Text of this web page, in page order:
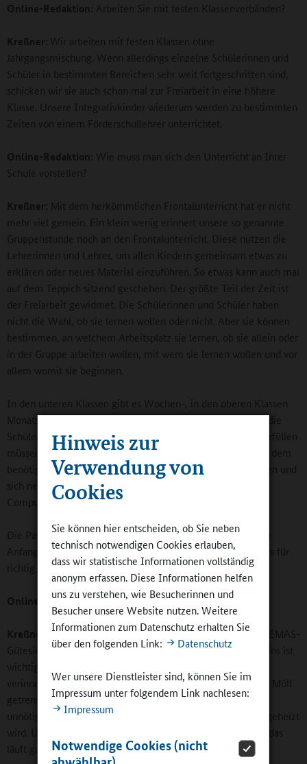
Hinweis zur
Verwendung von
Cookies
Sie können hier entscheiden, ob Sie neben
technisch notwendigen Cookies erlauben,
dass wir statistische Informationen vollständig
anonym erfassen. Diese Informationen helfen
uns zu verstehen, wie Besucherinnen und
Besucher unsere Website nutzen. Weitere
Informationen zum Datenschutz erhalten Sie
über den folgenden Link:
Datenschutz
Wer unsere Dienstleister sind, können Sie im
Impressum unter folgendem Link nachlesen:
Impressum
Notwendige Cookies (nicht
Online-Redaktion: Arbeiten Sie mit festen Klassenverbänden?
Kreßner: Wir arbeiten mit festen Klassen ohne
Jahrgangsmischung. Wenn allerdings einzelne Schülerinnen und
Schüler in bestimmten Bereichen sehr weit fortgeschritten sind,
schicken wir sie auch schon mal zur Freiarbeit in eine höhere
Klasse. Unsere Integrativkinder wiederum werden zu bestimmten
Zeiten von einem Förderschullehrer unterrichtet.
Online-Redaktion: Wie muss man sich den Unterricht an Ihrer
Schule vorstellen?
Kreßner: Mit dem herkömmlichen Frontalunterricht hat er nicht
mehr viel gemein. Ein klein wenig erinnert unsere so genannte
Gruppenstunde noch an den Frontalunterricht. Diese nutzen die
Lehrerinnen und Lehrer, um allen Kindern gemeinsam etwas zu
erklären oder neues Material einzuführen. So etwas kann auch mal
auf dem Teppich sitzend geschehen. Der größte Teil der Zeit ist
der Freiarbeit gewidmet. Die Schülerinnen und Schüler haben
nicht die Wahl, ob sie lernen wollen oder nicht. Aber sie können
bestimmen, an welchem Arbeitsplatz sie lernen, ob sie allein oder
in der Gruppe arbeiten wollen, mit wem sie lernen wollen und vor
allem womit sie beginnen.
In den unteren Klassen gibt es Wochen-, in den oberen Klassen
Monatspläne. In diesen Plänen stehen Pflichtaufgaben, die die
Schülerinnen und Schüler in einem bestimmten Zeitraum erfüllen
müssen. Darüber hinaus haben sie die Möglichkeit, sich mit dem
benötigten Material zu versorgen, um ihr Wissen zu vertiefen und
sich neues Wissen anzueignen. Es gibt auch
Computerarbeitsplätze, die sie nutzen können.
Die Pausenklingel haben wir abgeschafft. Der morgendliche
Anfang ist gleitend, die Klassen können beginnen, wie sie es für
richtig halten.
Online-Redaktion:Was zeichnet Ihre Schule noch aus?
Kreßner:
Wir sind eine umweltgerechte Schule mit einem EMAS-
Gütesiegel (EMAS= Europäisches Umwelt-Audit-System). Uns ist
wichtig, dass die Kinder umweltgerechtes Verhalten
verinnerlichen. Daher sind sie dafür verantwortlich, dass der Müll
getrennt wird, das Licht ausgemacht wird, das Wasser nicht
unnötig läuft und im Winter nicht bei geöffneten Fenstern geheizt
wird. Unsere Kinder achten selbstständig auf solche Dinge, das
läuft ganz automatisch über das ganze Jahr.